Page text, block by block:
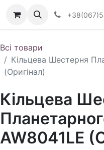
Всі товари
Кільцева Шестерня
(Оригінал)
Кільцева
AW8041LE